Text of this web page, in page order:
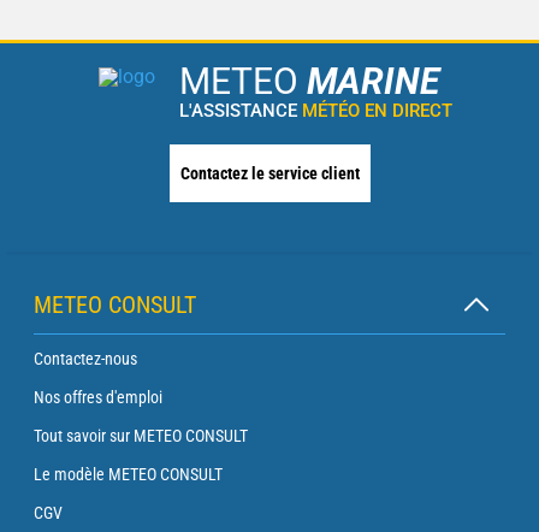
METEO MARINE
L'ASSISTANCE MÉTÉO EN DIRECT
Contactez le service client
METEO CONSULT
Contactez-nous
Nos offres d'emploi
Tout savoir sur METEO CONSULT
Le modèle METEO CONSULT
CGV